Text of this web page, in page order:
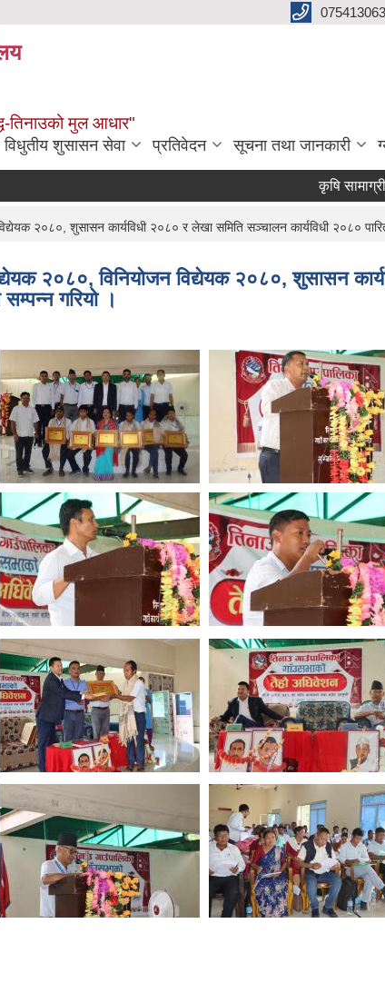
तिनाउको मुल आधार"
विधुतीय शुसासन सेवा प्रतिवेदन सूचना तथा जानकारी
कृषि
२०८०, शुसासन कार्यविधी २०८० र लेखा समिति सञ्चालन कार्यविधी २०८०
२०८०, विनियोजन विद्येयक २०८०, शुसासन
गरियो ।